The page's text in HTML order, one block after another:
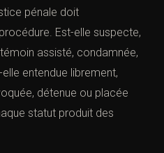
pénale doit
Est-elle suspecte,
assisté, condamnée,
entendue librement,
détenue ou placée
statut produit des